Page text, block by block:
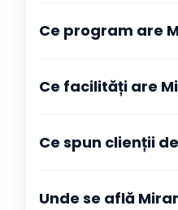
Ce program are
Ce facilități are
Ce spun clienții
Unde se află